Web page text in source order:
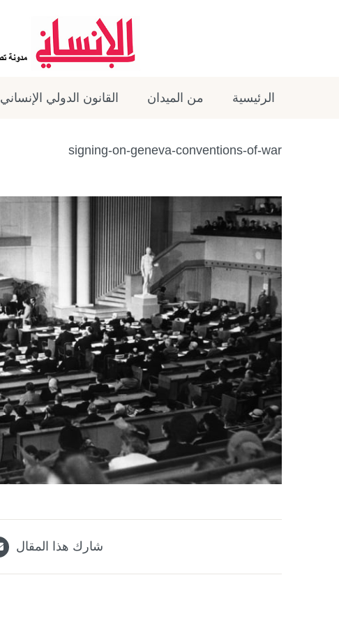
الرئيسية من الميدان القانون الدولي الإنساني
signing-on-geneva-conventions-of-war
شارك هذا المقال